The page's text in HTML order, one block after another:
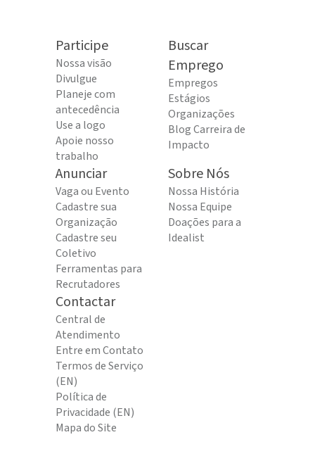
Participe
Nossa visão
Divulgue
Planeje com
antecedência
Use a logo
Apoie nosso
trabalho
Buscar
Emprego
Empregos
Estágios
Organizações
Blog Carreira de
Impacto
Anunciar
Vaga ou Evento
Cadastre sua
Organização
Cadastre seu
Coletivo
Ferramentas para
Recrutadores
Sobre Nós
Nossa História
Nossa Equipe
Doações para a
Idealist
Contactar
Central de
Atendimento
Entre em Contato
Termos de Serviço
(EN)
Política de
Privacidade (EN)
Mapa do Site